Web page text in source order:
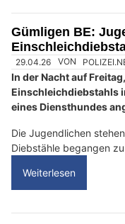
w
ä
h
l
e
n
S
i
b
t
22.05.26 VON
Am 20. Mai 2026
Juweliergeschäft ein
Ein mutmasslicher
und festgenommen
Weiterlesen